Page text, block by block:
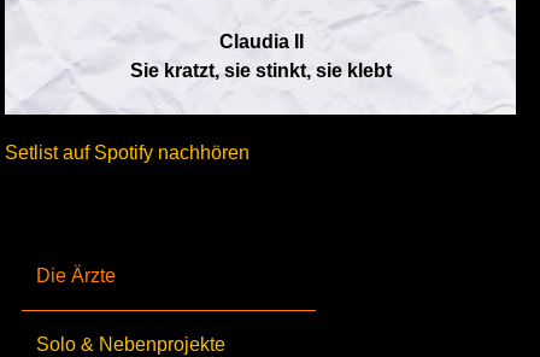
Die Ärzte
Solo & Nebenprojekte
Claudia II
Sie kratzt, sie stinkt, sie klebt
Setlist auf Spotify nachhören